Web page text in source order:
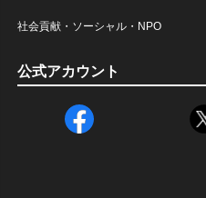
社会貢献・ソーシャル・NPO
公式アカウント